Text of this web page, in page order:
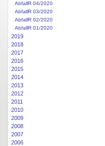
AbfallR 04/2020
AbfallR 03/2020
AbfallR 02/2020
AbfallR 01/2020
2019
2018
2017
2016
2015
2014
2013
2012
2011
2010
2009
2008
2007
2006